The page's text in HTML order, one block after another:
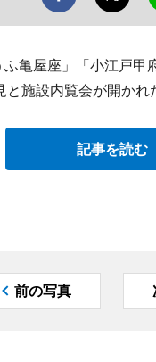
亀屋座」「小江戸甲
施設内覧会が開かれ
記事を読む
前の写真